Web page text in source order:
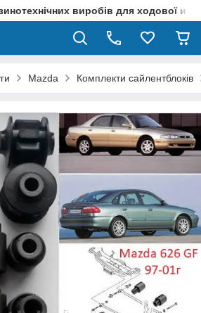
виробів для ходової и
Mazda Комплекти сайлентблоків